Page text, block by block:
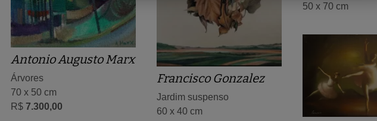
Antonio Augusto Marx
Árvores
70 x 50 cm
R$ 7.300,00
Francisco Gonzalez
Jardim suspenso
60 x 40 cm
50 x 70 cm